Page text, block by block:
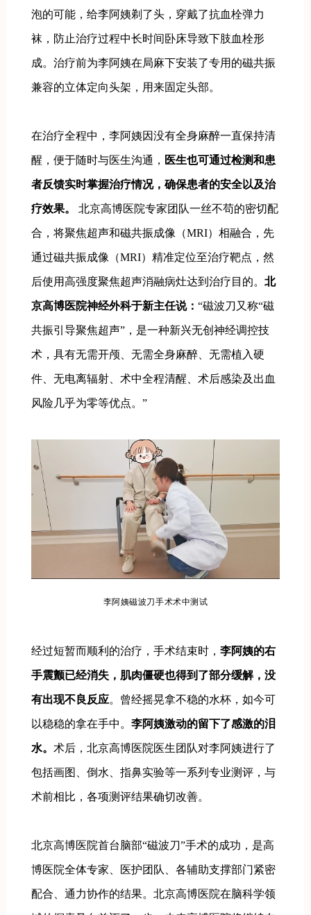
泡的可能，给李阿姨剃了头，穿戴了抗血栓弹力
袜，防止治疗过程中长时间卧床导致下肢血栓形
成。治疗前为李阿姨在局麻下安装了专用的磁共振
兼容的立体定向头架，用来固定头部。
在治疗全程中，李阿姨因没有全身麻醉一直保持清
醒，便于随时与医生沟通， 医生也可通过检测和患
者反馈实时掌握治疗情况，确保患者的安全以及治
疗效果。 北京高博医院专家团队一丝不苟的密切配
合，将聚焦超声和磁共振成像（MRI）相融合，先
通过磁共振成像（MRI）精准定位至治疗靶点，然
后使用高强度聚焦超声消融病灶达到治疗目的。 北
京高博医院神经外科于新主任说： “磁波刀又称“磁
共振引导聚焦超声”，是一种新兴无创神经调控技
术，具有无需开颅、无需全身麻醉、无需植入硬
件、无电离辐射、术中全程清醒、术后感染及出血
风险几乎为零等优点。”
李阿姨磁波刀手术术中测试
经过短暂而顺利的治疗，手术结束时， 李阿姨的右
手震颤已经消失，肌肉僵硬也得到了部分缓解，没
有出现不良反应。曾经摇晃拿不稳的水杯，如今可
以稳稳的拿在手中。 李阿姨激动的留下了感激的泪
水。 术后，北京高博医院医生团队对李阿姨进行了
包括画图、倒水、指鼻实验等一系列专业测评，与
术前相比，各项测评结果确切改善。
北京高博医院首台脑部“磁波刀”手术的成功，是高
博医院全体专家、医护团队、各辅助支撑部门紧密
配合、通力协作的结果。北京高博医院在脑科学领